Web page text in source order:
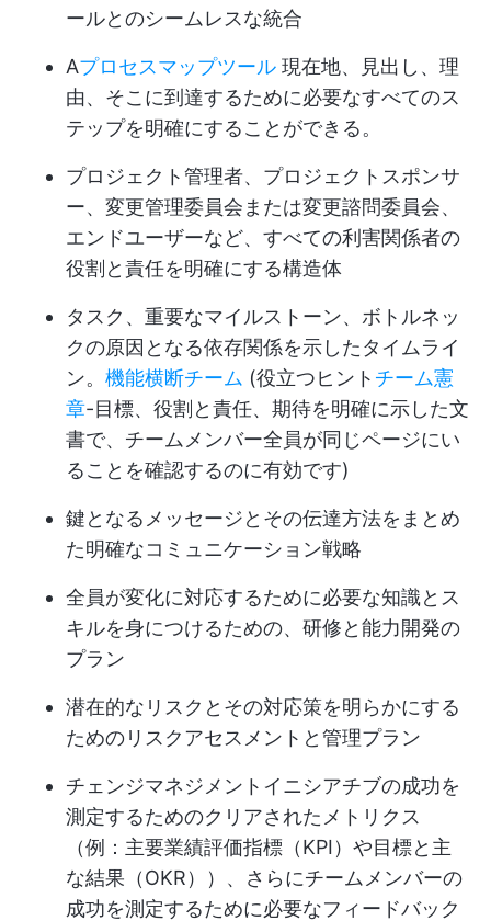
ールとのシームレスな統合
Aプロセスマップツール 現在地、見出し、理
由、そこに到達するために必要なすべてのス
テップを明確にすることができる。
プロジェクト管理者、プロジェクトスポンサ
ー、変更管理委員会または変更諮問委員会、
エンドユーザーなど、すべての利害関係者の
役割と責任を明確にする構造体
タスク、重要なマイルストーン、ボトルネッ
クの原因となる依存関係を示したタイムライ
ン。 機能横断チーム (役立つヒント チーム憲
章-目標、役割と責任、期待を明確に示した文
書で、チームメンバー全員が同じページにい
ることを確認するのに有効です)
鍵となるメッセージとその伝達方法をまとめ
た明確なコミュニケーション戦略
全員が変化に対応するために必要な知識とス
キルを身につけるための、研修と能力開発の
プラン
潜在的なリスクとその対応策を明らかにする
ためのリスクアセスメントと管理プラン
チェンジマネジメントイニシアチブの成功を
測定するためのクリアされたメトリクス
（例：主要業績評価指標（KPI）や目標と主
な結果（OKR））、さらにチームメンバーの
成功を測定するために必要なフィードバック